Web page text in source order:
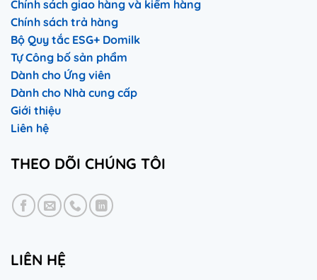
Chính sách giao hàng và kiểm hàng
Chính sách trả hàng
Bộ Quy tắc ESG+ Domilk
Tự Công bố sản phẩm
Dành cho Ứng viên
Dành cho Nhà cung cấp
Giới thiệu
Liên hệ
THEO DÕI CHÚNG TÔI
LIÊN HỆ